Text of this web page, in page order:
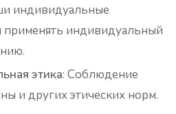
индивидуальные
применять индивидуальный
этика: Соблюдение
и других этических норм.